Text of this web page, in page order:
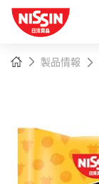
主頁製品情報